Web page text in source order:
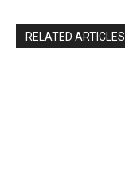
RELATED ARTICLES